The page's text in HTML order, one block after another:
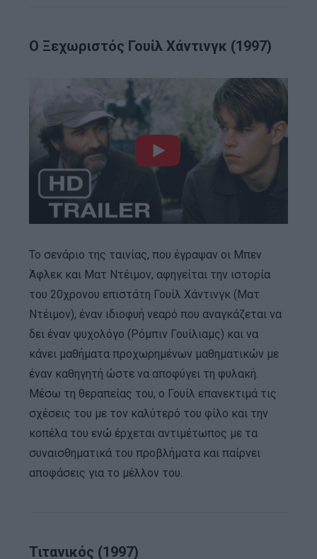
Ο Ξεχωριστός Γουίλ Χάντινγκ (1997)
Το σενάριο της ταινίας, που έγραψαν οι Μπεν
Άφλεκ και Ματ Ντέιμον, αφηγείται την ιστορία
του 20χρονου επιστάτη Γουίλ Χάντινγκ (Ματ
Ντέιμον), έναν ιδιοφυή νεαρό που αναγκάζεται να
δει έναν ψυχολόγο (Ρόμπιν Γουίλιαμς) και να
κάνει μαθήματα προχωρημένων μαθηματικών με
έναν καθηγητή ώστε να αποφύγει τη φυλακή.
Μέσω τη θεραπείας του, ο Γουίλ επανεκτιμά τις
σχέσεις του με τον καλύτερό του φίλο και την
κοπέλα του ενώ έρχεται αντιμέτωπος με τα
συναισθηματικά του προβλήματα και παίρνει
αποφάσεις για το μέλλον του.
Tιτανικός (1997)